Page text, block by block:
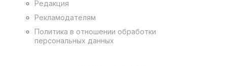
Редакция
Рекламодателям
Политика в отношении обработки
персональных данных